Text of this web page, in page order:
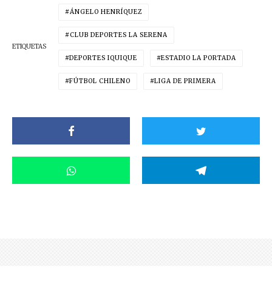
ETIQUETAS
ÁNGELO HENRÍQUEZ
CLUB DEPORTES LA SERENA
DEPORTES IQUIQUE ESTADIO LA PORTADA
FÚTBOL CHILENO LIGA DE PRIMERA